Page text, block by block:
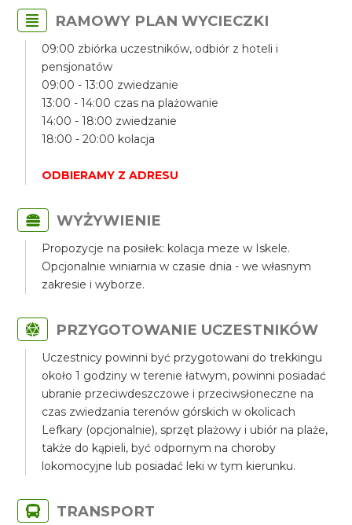
RAMOWY PLAN WYCIECZKI
09:00 zbiórka uczestników, odbiór z hoteli i
pensjonatów
09:00 - 13:00 zwiedzanie
13:00 - 14:00 czas na plażowanie
14:00 - 18:00 zwiedzanie
18:00 - 20:00 kolacja
ODBIERAMY Z ADRESU
WYŻYWIENIE
Propozycje na posiłek: kolacja meze w Iskele.
Opcjonalnie winiarnia w czasie dnia - we własnym
zakresie i wyborze.
PRZYGOTOWANIE UCZESTNIKÓW
Uczestnicy powinni być przygotowani do trekkingu
około 1 godziny w terenie łatwym, powinni posiadać
ubranie przeciwdeszczowe i przeciwsłoneczne na
czas zwiedzania terenów górskich w okolicach
Lefkary (opcjonalnie), sprzęt plażowy i ubiór na plaże,
także do kąpieli, być odpornym na choroby
lokomocyjne lub posiadać leki w tym kierunku.
TRANSPORT